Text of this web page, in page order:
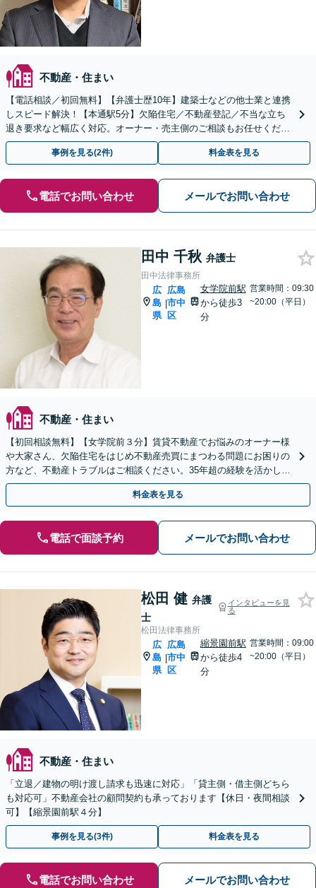
不動産・住まい
【電話相談／初回無料】【弁護士歴10年】建築士などの他士業と連携
しスピード解決！【本通駅5分】欠陥住宅／不動産登記／不当な立ち
退き要求など幅広く対応。オーナー・売主側のご相談もお任せくださ
い【ビデオ面談可】【法テラス可】
事例を見る(2件) 料金表を見る
電話でお問い合わせ メールでお問い合わせ
田中 千秋 弁護士
田中法律事務所
広
島
県
|
広島
市中
区
女学院前駅
から徒歩3
分
営業時間：09:30
~20:00（平日）
不動産・住まい
【初回相談無料】【女学院前３分】賃貸不動産でお悩みのオーナー様
や大家さん、欠陥住宅をはじめ不動産売買にまつわる問題にお困りの
方など、不動産トラブルはご相談ください。35年超の経験を活かして
最良の解決を目指します。（合同庁舎内郵便局近く）
料金表を見る
電話で面談予約 メールでお問い合わせ
松田 健 弁護
士
インタビューを見
る
松田法律事務所
広
島
県
|
広島
市中
区
縮景園前駅
から徒歩4
分
営業時間：09:00
~20:00（平日）
不動産・住まい
「立退／建物の明け渡し請求も迅速に対応」「貸主側・借主側どちら
も対応可」不動産会社の顧問契約も承っております【休日・夜間相談
可】【縮景園前駅４分】
事例を見る(3件) 料金表を見る
電話でお問い合わせ メールでお問い合わせ